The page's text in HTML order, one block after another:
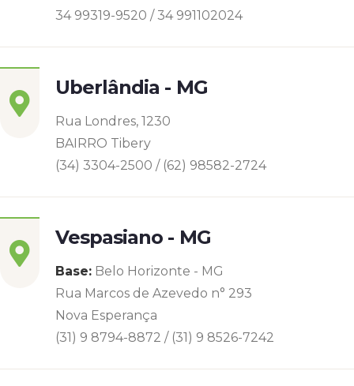
34 99319-9520 / 34 991102024
Uberlândia - MG
Rua Londres, 1230
BAIRRO Tibery
(34) 3304-2500 / (62) 98582-2724
Vespasiano - MG
Base: Belo Horizonte - MG
Rua Marcos de Azevedo n° 293
Nova Esperança
(31) 9 8794-8872 / (31) 9 8526-7242